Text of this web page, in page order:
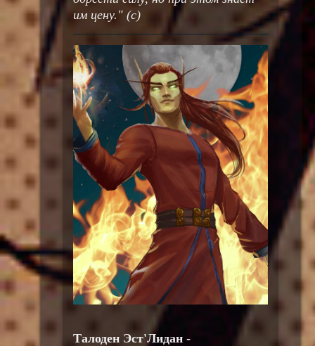
им цену." (с)
Талоден Эст'Лидан -